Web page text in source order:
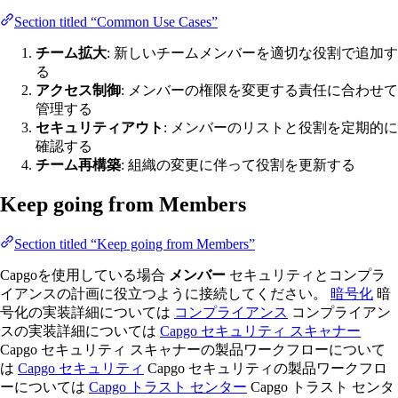
Section titled “Common Use Cases”
チーム拡大: 新しいチームメンバーを適切な役割で追加す
る
アクセス制御: メンバーの権限を変更する責任に合わせて
管理する
セキュリティアウト : メンバーのリストと役割を定期的に
確認する
チーム再構築: 組織の変更に伴って役割を更新する
Keep going from Members
Section titled “Keep going from Members”
Capgoを使用している場合 メンバー セキュリティとコンプラ
イアンスの計画に役立つように接続してください。 暗号化 暗
号化の実装詳細については コンプライアンス コンプライアン
スの実装詳細については Capgo セキュリティ スキャナー
Capgo セキュリティ スキャナーの製品ワークフローについて
は Capgo セキュリティ Capgo セキュリティの製品ワークフロ
ーについては Capgo トラスト センター Capgo トラスト センタ